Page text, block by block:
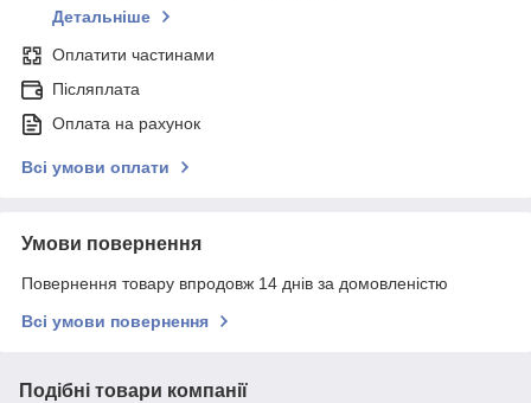
Детальніше
Оплатити частинами
Післяплата
Оплата на рахунок
Всі умови оплати
Умови повернення
Повернення товару впродовж 14 днів за домовленістю
Всі умови повернення
Подібні товари компанії